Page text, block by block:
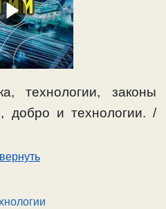
технологии, законы
добро и технологии. /